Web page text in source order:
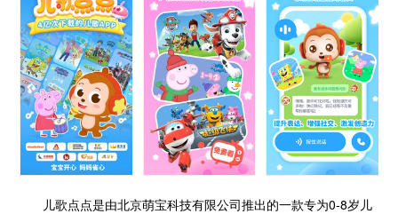
儿歌点点是由北京萌宝科技有限公司推出的一款专为0-8岁儿